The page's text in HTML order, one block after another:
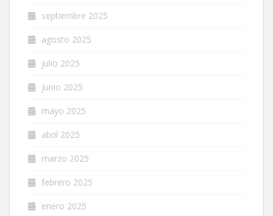
septiembre 2025
agosto 2025
julio 2025
junio 2025
mayo 2025
abril 2025
marzo 2025
febrero 2025
enero 2025